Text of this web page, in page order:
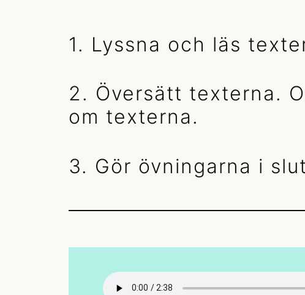
1. Lyssna och läs
2. Översätt texterna.
om texterna.
3. Gör övningarna i